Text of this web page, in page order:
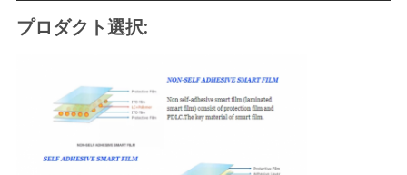
プロダクト選択: